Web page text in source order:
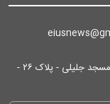
آدرس: تهران/ انتهای خیابان ایرانشهر - پایین تر از مسجد جلیلی - پلاک ۲۶ -